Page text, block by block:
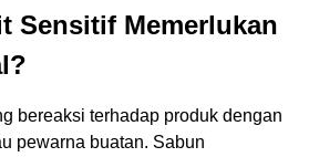
Sensitif Memerlukan
bereaksi terhadap produk dengan
pewarna buatan. Sabun